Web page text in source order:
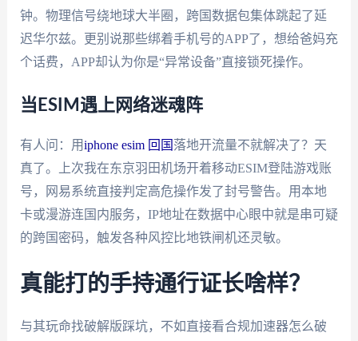
钟。物理信号绕地球大半圈，跨国数据包集体跳起了延
迟华尔兹。更别说那些绑着手机号的APP了，想给爸妈充
个话费，APP却认为你是“异常设备”直接锁死操作。
当ESIM遇上网络迷魂阵
有人问：用iphone esim 回国 落地开流量不就解决了？天
真了。上次我在东京羽田机场开着移动ESIM登陆游戏账
号，网易系统直接判定高危操作发了封号警告。用本地
卡或漫游连国内服务，IP地址在数据中心眼中就是串可疑
的跨国密码，触发各种风控比地铁闸机还灵敏。
真能打的手持通行证长啥样？
与其玩命找破解版踩坑，不如直接看合规加速器怎么破